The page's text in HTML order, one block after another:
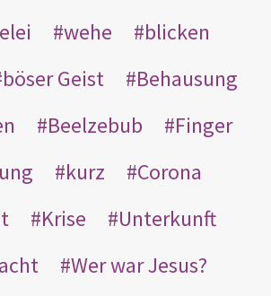
wehe
blicken
böser Geist
Behausung
Beelzebub
Finger
kurz
Corona
Krise
Unterkunft
Wer war Jesus?